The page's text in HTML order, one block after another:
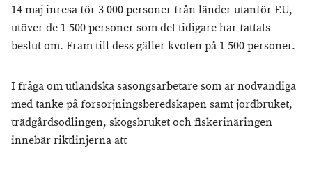
14 maj inresa för 3 000 personer från länder utanför EU,
utöver de 1 500 personer som det tidigare har fattats
beslut om. Fram till dess gäller kvoten på 1 500 personer.
I fråga om utländska säsongsarbetare som är nödvändiga
med tanke på försörjningsberedskapen samt jordbruket,
trädgårdsodlingen, skogsbruket och fiskerinäringen
innebär riktlinjerna att